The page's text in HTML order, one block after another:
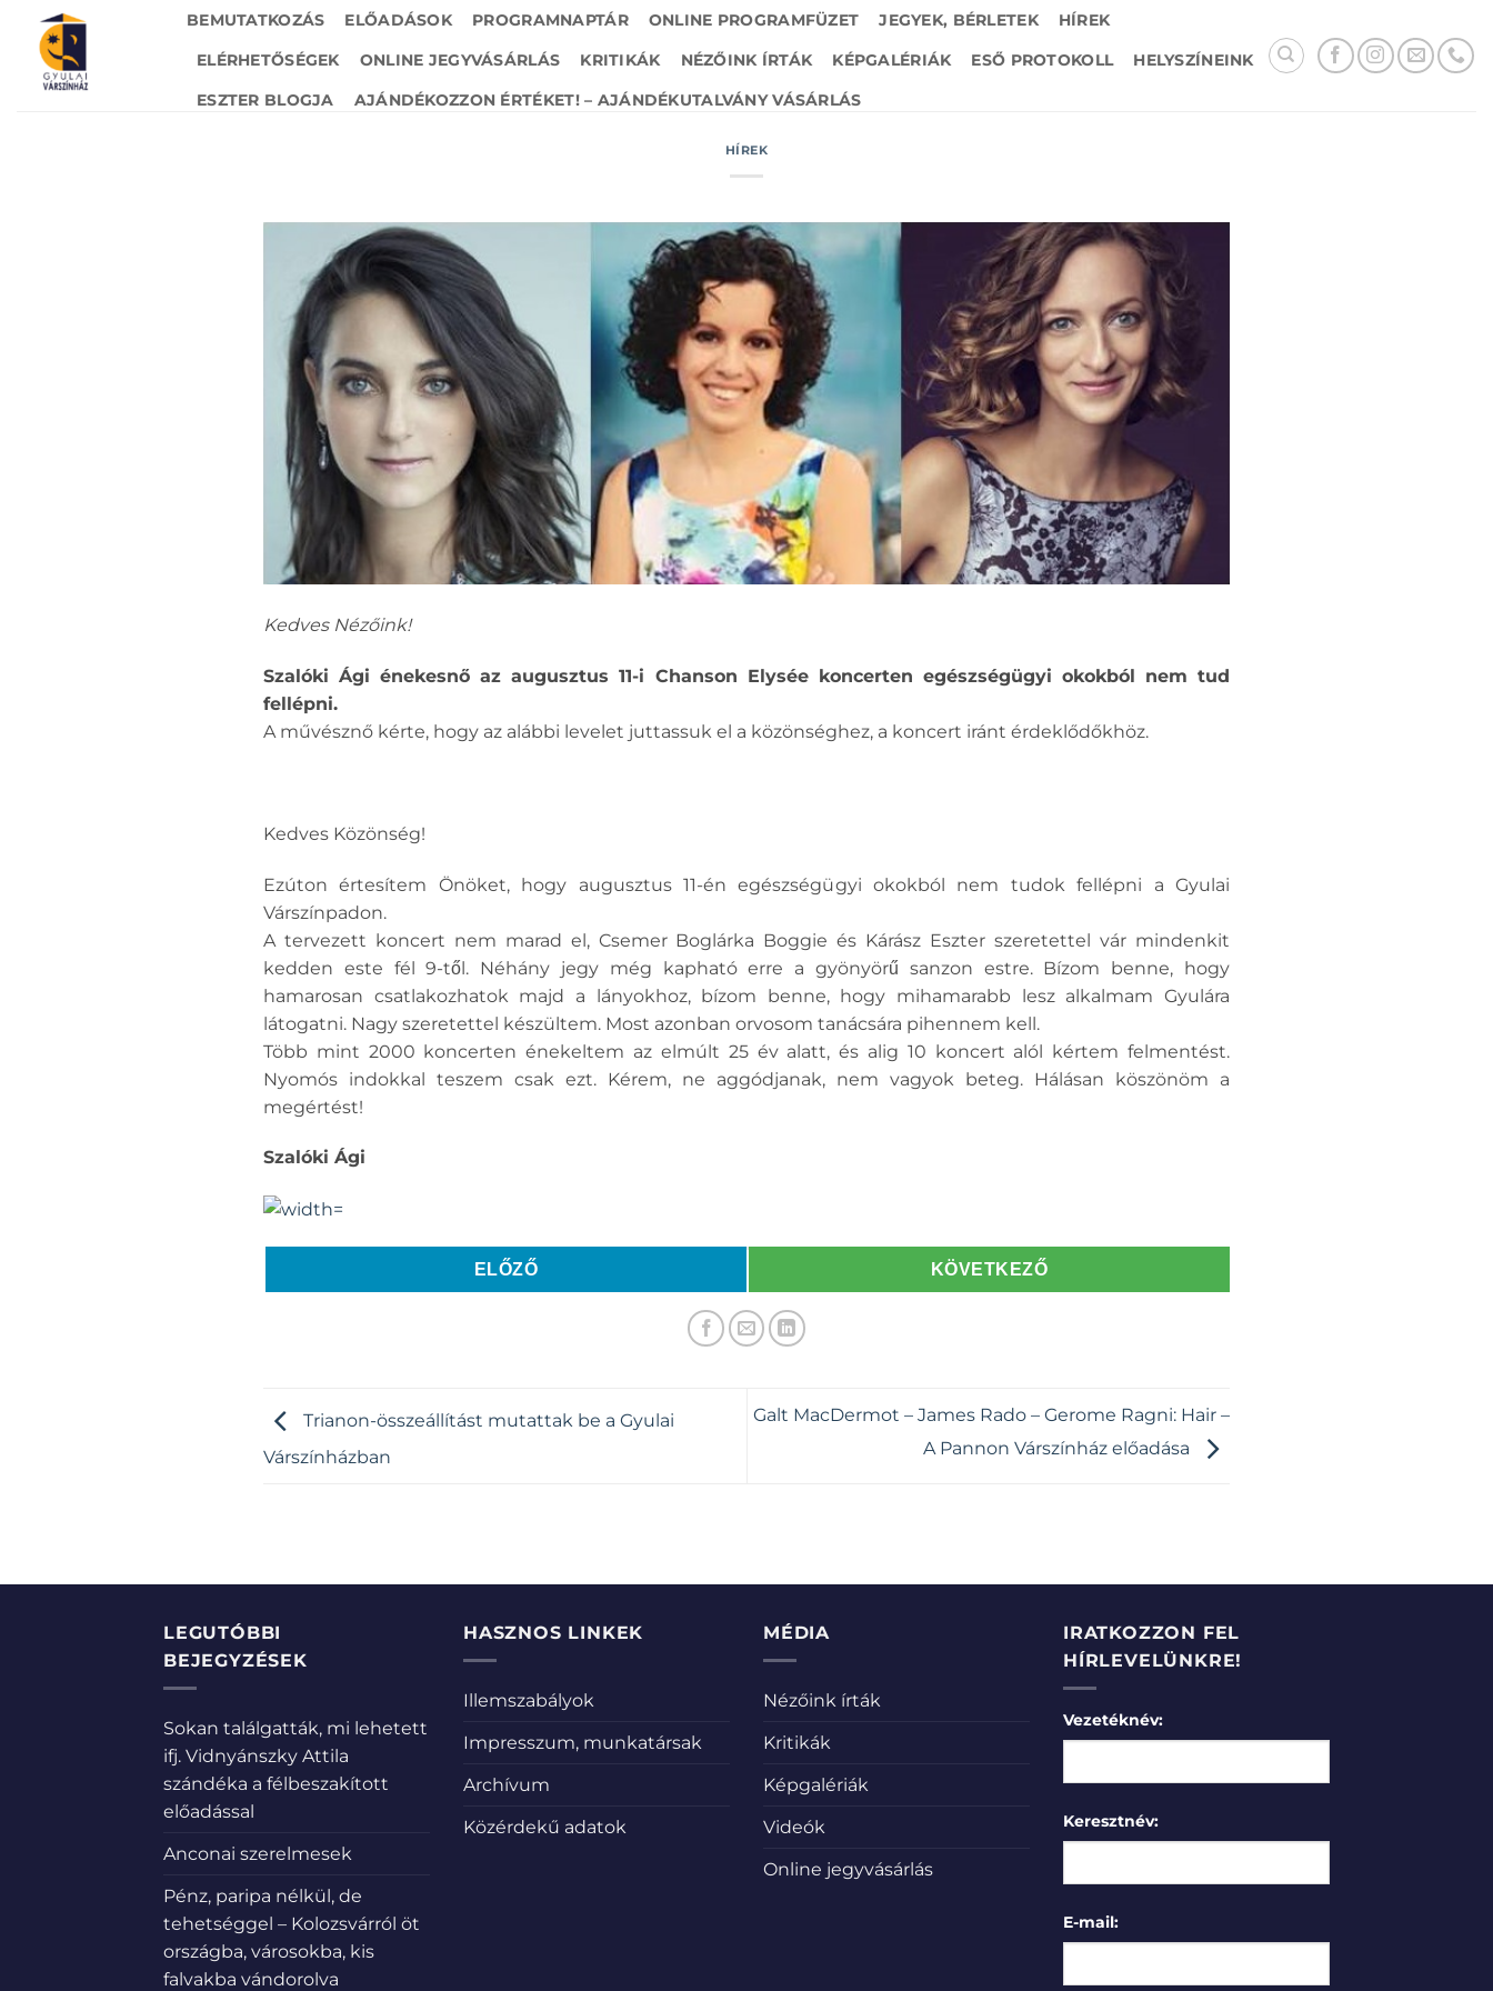
content
BEMUTATKOZÁS ELŐADÁSOK PROGRAMNAPTÁR ONLINE PROGRAMFÜZET JEGYEK, BÉRLETEK
HÍREK
ELÉRHETŐSÉGEK
ONLINE JEGYVÁSÁRLÁS KRITIKÁK NÉZŐINK ÍRTÁK KÉPGALÉRIÁK ESŐ PROTOKOLL
HELYSZÍNEINK
ESZTER BLOGJA
AJÁNDÉKOZZON ÉRTÉKET! – AJÁNDÉKUTALVÁNY VÁSÁRLÁS
HÍREK
Kedves Nézőink!
Szalóki Ági énekesnő az augusztus 11-i Chanson Elysée koncerten egészségügyi okokból nem tud
fellépni.
A művésznő kérte, hogy az alábbi levelet juttassuk el a közönséghez, a koncert iránt érdeklődőkhöz.
Kedves Közönség!
Ezúton értesítem Önöket, hogy augusztus 11-én egészségügyi okokból nem tudok fellépni a Gyulai
Várszínpadon.
A tervezett koncert nem marad el, Csemer Boglárka Boggie és Kárász Eszter szeretettel vár mindenkit
kedden este fél 9-től. Néhány jegy még kapható erre a gyönyörű sanzon estre. Bízom benne, hogy
hamarosan csatlakozhatok majd a lányokhoz, bízom benne, hogy mihamarabb lesz alkalmam Gyulára
látogatni. Nagy szeretettel készültem. Most azonban orvosom tanácsára pihennem kell.
Több mint 2000 koncerten énekeltem az elmúlt 25 év alatt, és alig 10 koncert alól kértem felmentést.
Nyomós indokkal teszem csak ezt. Kérem, ne aggódjanak, nem vagyok beteg. Hálásan köszönöm a
megértést!
Szalóki Ági
ELŐZŐ KÖVETKEZŐ
Trianon-összeállítást mutattak be a Gyulai
Várszínházban
Galt MacDermot – James Rado – Gerome Ragni: Hair –
A Pannon Várszínház előadása
LEGUTÓBBI
BEJEGYZÉSEK
Sokan találgatták, mi lehetett
ifj. Vidnyánszky Attila
szándéka a félbeszakított
előadással
Anconai szerelmesek
Pénz, paripa nélkül, de
tehetséggel – Kolozsvárról öt
országba, városokba, kis
falvakba vándorolva
HASZNOS LINKEK
Illemszabályok
Impresszum, munkatársak
Archívum
Közérdekű adatok
MÉDIA
Nézőink írták
Kritikák
Képgalériák
Videók
Online jegyvásárlás
IRATKOZZON FEL
HÍRLEVELÜNKRE!
Vezetéknév:
Keresztnév:
E-mail: